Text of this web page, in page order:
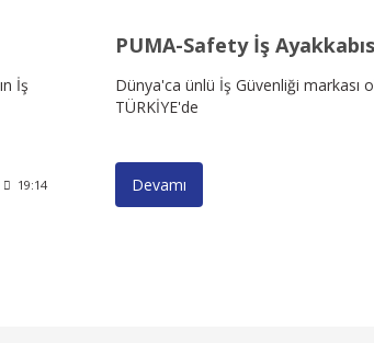
İş
19:14
PUMA-Safety İş
Dünya'ca ünlü İş Güvenliği markası
TÜRKİYE'de
Devamı